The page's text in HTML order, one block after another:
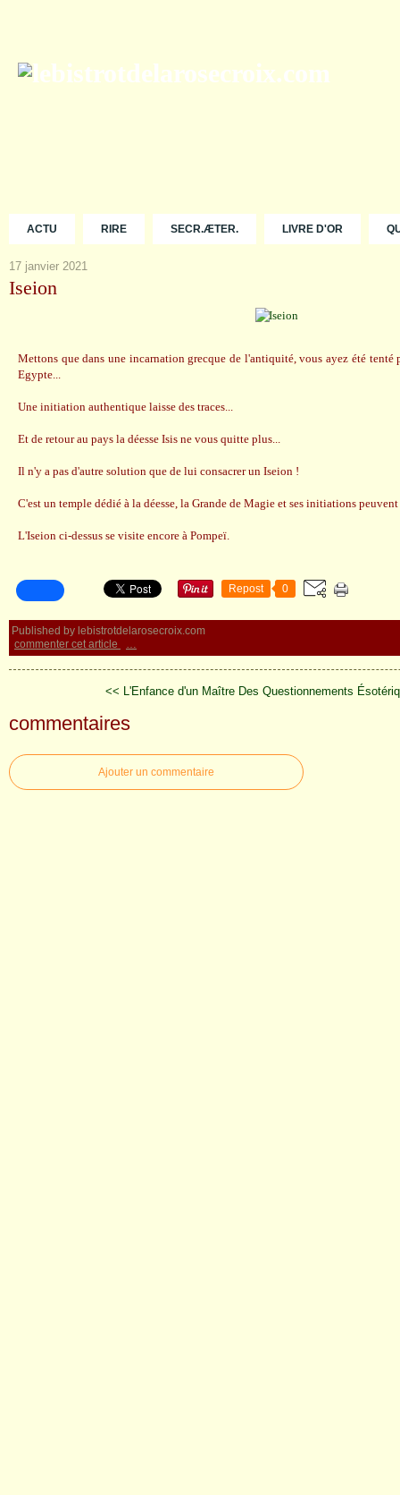
ACTU RIRE SECR.ÆTER. LIVRE D'OR
17 janvier 2021
Iseion
Mettons que dans une incarnation grecque de l'antiquité, vous ayez été
Egypte...
Une initiation authentique laisse des traces...
Et de retour au pays la déesse Isis ne vous quitte plus...
Il n'y a pas d'autre solution que de lui consacrer un Iseion !
C'est un temple dédié à la déesse, la Grande de Magie et ses initiations peuvent
L'Iseion ci-dessus se visite encore à Pompeï.
Repost 0
Published by lebistrotdelarosecroix.com
commenter cet article
…
<< L'Enfance d'un Maître Des Questionnements
commentaires
Ajouter un commentaire